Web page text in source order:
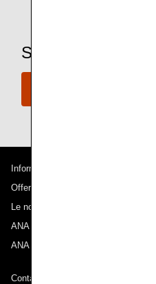
Sei pronto a
Informazioni su ANA
Offerte e annunci
Le nostre destinazioni
ANA Experience
ANA Mileage Club
Contatti ANA